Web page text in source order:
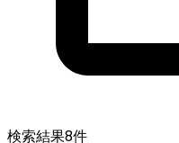
検索結果8件